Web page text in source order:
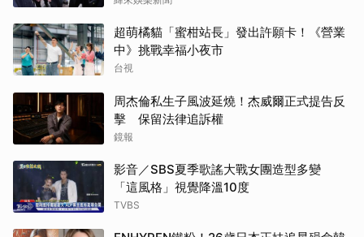
超萌橘貓「蜜柑站長」發出許願卡！《營業
中》挑戰幸福小夜市
台視
周杰倫私生子風波延燒！杰威爾正式提告反
擊 保留法律追訴權
鏡報
影音／SBS夏季歌謠大戰女團造型多變
「這風格」視覺降溫10度
TVBS